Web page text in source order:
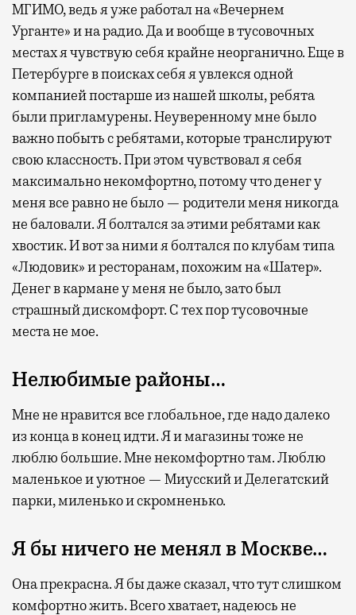
МГИМО, ведь я уже работал на «Вечернем
Урганте» и на радио. Да и вообще в тусовочных
местах я чувствую себя крайне неорганично. Еще в
Петербурге в поисках себя я увлекся одной
компанией постарше из нашей школы, ребята
были пригламурены. Неуверенному мне было
важно побыть с ребятами, которые транслируют
свою классность. При этом чувствовал я себя
максимально некомфортно, потому что денег у
меня все равно не было — родители меня никогда
не баловали. Я болтался за этими ребятами как
хвостик. И вот за ними я болтался по клубам типа
«Людовик» и ресторанам, похожим на «Шатер».
Денег в кармане у меня не было, зато был
страшный дискомфорт. С тех пор тусовочные
места не мое.
Нелюбимые районы…
Мне не нравится все глобальное, где надо далеко
из конца в конец идти. Я и магазины тоже не
люблю большие. Мне некомфортно там. Люблю
маленькое и уютное — Миусский и Делегатский
парки, миленько и скромненько.
Я бы ничего не менял в Москве…
Она прекрасна. Я бы даже сказал, что тут слишком
комфортно жить. Всего хватает, надеюсь не